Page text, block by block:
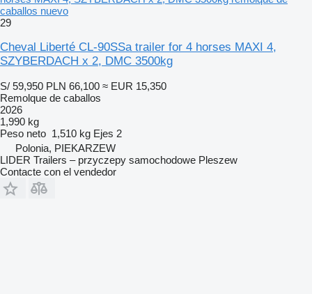
caballos nuevo
29
Cheval Liberté CL-90SSa trailer for 4 horses MAXI 4,
SZYBERDACH x 2, DMC 3500kg
S/ 59,950 PLN 66,100 ≈ EUR 15,350
Remolque de caballos
2026
1,990 kg
Peso neto 1,510 kg Ejes 2
Polonia, PIEKARZEW
LIDER Trailers – przyczepy samochodowe Pleszew
Contacte con el vendedor